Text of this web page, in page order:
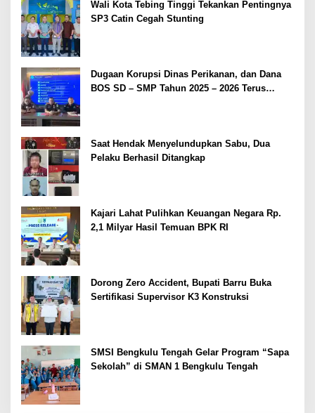
Wali Kota Tebing Tinggi Tekankan Pentingnya
SP3 Catin Cegah Stunting
Dugaan Korupsi Dinas Perikanan, dan Dana
BOS SD – SMP Tahun 2025 – 2026 Terus
Saat Hendak Menyelundupkan Sabu, Dua
Pelaku Berhasil Ditangkap
Kajari Lahat Pulihkan Keuangan Negara Rp.
2,1 Milyar Hasil Temuan BPK RI
Dorong Zero Accident, Bupati Barru Buka
Sertifikasi Supervisor K3 Konstruksi
SMSI Bengkulu Tengah Gelar Program “Sapa
Sekolah” di SMAN 1 Bengkulu Tengah